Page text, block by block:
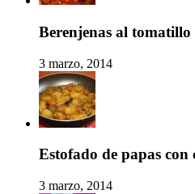
Berenjenas al tomatillo
3 marzo, 2014
Estofado de papas con
3 marzo, 2014